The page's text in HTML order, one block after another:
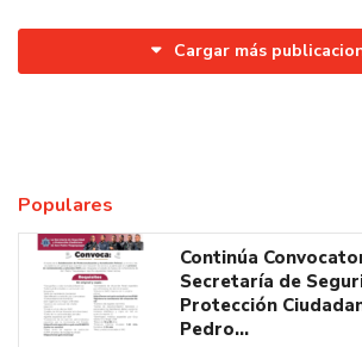
Cargar más
Populares
Continúa
Secretaría de
Protección
Pedro…